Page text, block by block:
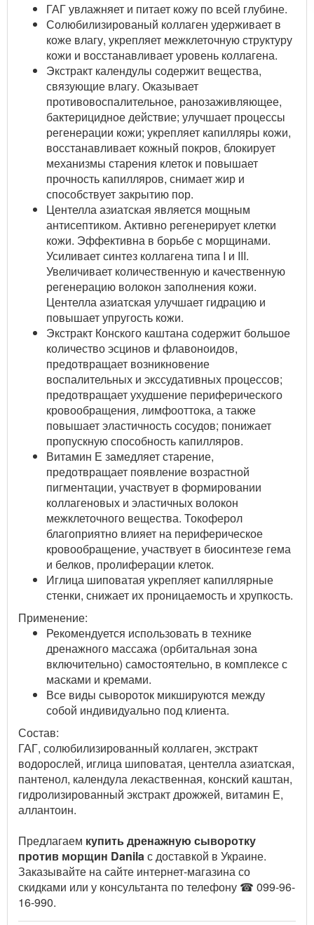
ГАГувлажняет и питает кожу по всей глубине.
Солюбилизированый коллаген удерживает в
коже влагу, укрепляет межклеточную структуру
кожи и восстанавливает уровень коллагена.
Экстракт календулы содержит вещества,
связующие влагу. Оказывает
противовоспалительное, ранозаживляющее,
бактерицидное действие; улучшает процессы
регенерации кожи; укрепляет капилляры кожи,
восстанавливает кожный покров, блокирует
механизмы старения клеток и повышает
прочность капилляров, снимает жир и
способствует закрытию пор.
Центелла азиатская является мощным
антисептиком. Активно регенерирует клетки
кожи. Эффективна в борьбе с морщинами.
Усиливает синтез коллагена типа I и III.
Увеличивает количественную и качественную
регенерацию волокон заполнения кожи.
Центелла азиатская улучшает гидрацию и
повышает упругость кожи.
Экстракт Конского каштана содержит большое
количество эсцинов и флавоноидов,
предотвращает возникновение
воспалительных и экссудативных процессов;
предотвращает ухудшение периферического
кровообращения, лимфооттока, а также
повышает эластичность сосудов; понижает
пропускную способность капилляров.
Витамин Е замедляет старение,
предотвращает появление возрастной
пигментации, участвует в формировании
коллагеновых и эластичных волокон
межклеточного вещества. Токоферол
благоприятно влияет на периферическое
кровообращение, участвует в биосинтезе гема
и белков, пролиферации клеток.
Иглица шиповатая укрепляет капиллярные
стенки, снижает их проницаемость и хрупкость.
Применение:
Рекомендуется использовать в технике
дренажного массажа (орбитальная зона
включительно) самостоятельно, в комплексе с
масками и кремами.
Все виды сывороток микшируются между
собой индивидуально под клиента.
Состав:
ГАГ, солюбилизированный коллаген, экстракт
водорослей, иглица шиповатая, центелла азиатская,
пантенол, календула лекаственная, конский каштан,
гидролизированный экстракт дрожжей, витамин Е,
аллантоин.
Предлагаем купить дренажную сыворотку
против морщин Danilaс доставкой в Украине.
Заказывайте на сайте интернет-магазина со
скидками или у консультанта по телефону ☎ 099-96-
16-990.